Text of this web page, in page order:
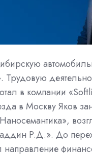
в компании
в Москву Яков
Р.Д.». До